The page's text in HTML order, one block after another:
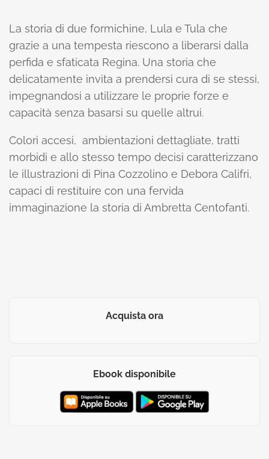
La storia di due formichine, Lula e Tula che
grazie a una tempesta riescono a liberarsi dalla
perfida e sfaticata Regina. Una storia che
delicatamente invita a prendersi cura di se stessi,
impegnandosi a utilizzare le proprie forze e
capacità senza basarsi su quelle altrui.
Colori accesi, ambientazioni dettagliate, tratti
morbidi e allo stesso tempo decisi caratterizzano
le illustrazioni di Pina Cozzolino e Debora Califri,
capaci di restituire con una fervida
immaginazione la storia di Ambretta Centofanti.
Acquista ora
Ebook disponibile